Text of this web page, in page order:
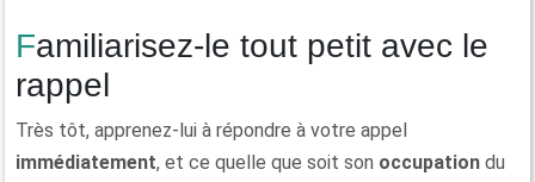
Familiarisez-le tout petit avec le
rappel
Très tôt, apprenez-lui à répondre à votre appel
immédiatement, et ce quelle que soit son occupation du